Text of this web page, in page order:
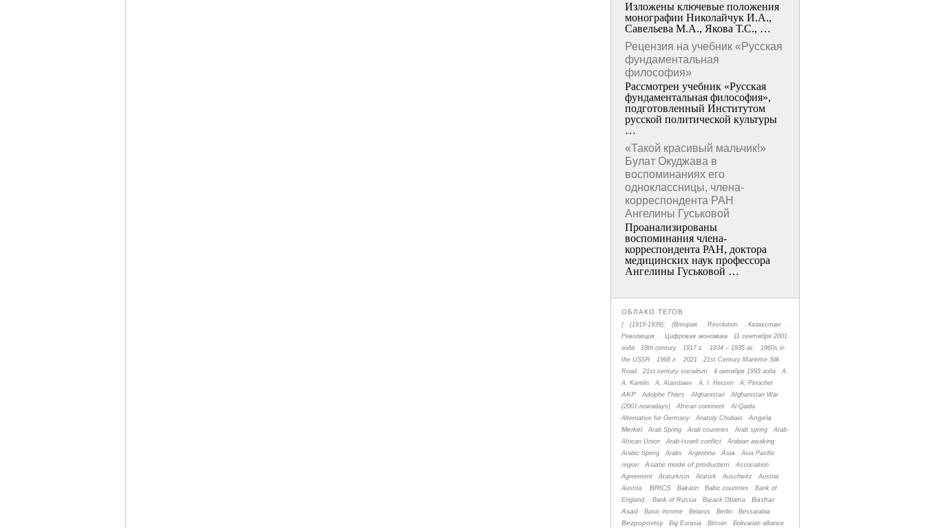
Изложены ключевые положения
монографии Николайчук И.А.,
Савельева М.А., Якова Т.С., …
Рецензия на учебник «Русская
фундаментальная
философия»
Рассмотрен учебник «Русская
фундаментальная философия»,
подготовленный Институтом
русской политической культуры
…
«Такой красивый мальчик!»
Булат Окуджава в
воспоминаниях его
одноклассницы, члена-
корреспондента РАН
Ангелины Гуськовой
Проанализированы
воспоминания члена­
корреспондента РАН, доктора
медицинских наук профессора
Ангелины Гуськовой …
ОБЛАКО ТЕГОВ
( (1919-1939); (Вторая . Revolution . Казахстан
.
Революция
. Цифровая экономика
11 сентября 2001
года
18th century 1917 г. 1934 – 1935 гг.
1960s in
the USSR
1968 г. 2021
21st Century Maritime Silk
Road
21st century socialism 4 октября 1993 года
A.
A. Karelin
A. Atambaev A. I. Herzen A. Pinochet
AKP Adolphe Thiers Afghanistan
Afghanistan War
(2001-nowadays)
African continent
Al-Qaida
Alternative for Germany
Anatoly Chubais
Angela
Merkel
Arab Spring Arab countries Arab spring
Arab-
African Union
Arab-Israeli conflict
Arabian awaking
Arabic Spring
Arabs Argentina Asia
Asia Pacific
region
Asiatic mode of production
Association
Agreement
Ataturkism Atatürk Auschwitz
Austria
Austria.
BRICS Bakatin Baltic countries
Bank of
England.
Bank of Russia Barack Obama
Bashar
Asad
Basic income Belarus Berlin Bessarabia
Bezpopovtsy Big Eurasia Bitcoin
Bolivarian alliance